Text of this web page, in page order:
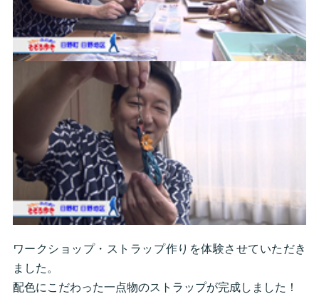
ワークショップ・ストラップ作りを体験させていただき
ました。
配色にこだわった一点物のストラップが完成しました！